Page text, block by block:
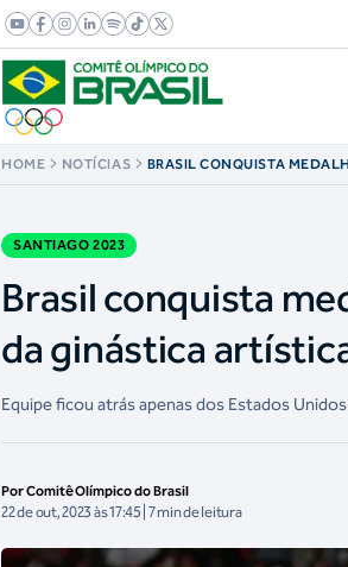
HOME NOTÍCIAS
BRASIL CONQUISTA
SANTIAGO 2023
Brasil conquista
da ginástica
Equipe ficou atrás apenas dos Estados
Por Comitê Olímpico do Brasil
22 de out, 2023 às 17:45 | 7 min de leitura